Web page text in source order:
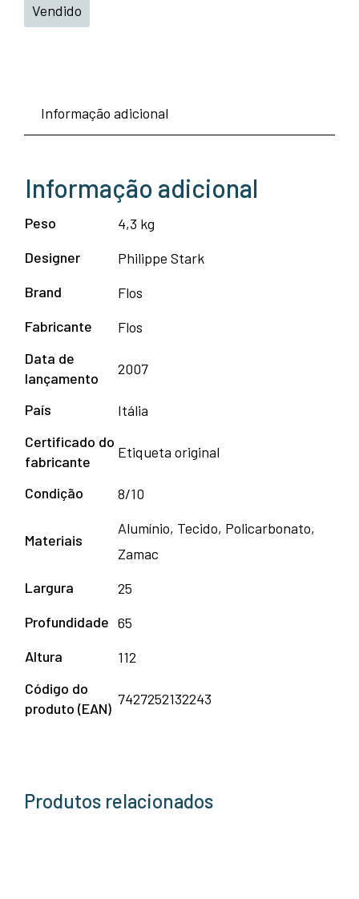
Vendido
Informação adicional
Informação adicional
Peso
4,3 kg
Designer
Philippe Stark
Brand
Flos
Fabricante
Flos
Data de
lançamento
2007
País
Itália
Certificado do
fabricante
Etiqueta original
Condição 8/10
Materiais
Alumínio, Tecido, Policarbonato,
Zamac
Largura
25
Profundidade 65
Altura
112
Código do
produto (EAN)
7427252132243
Produtos relacionados